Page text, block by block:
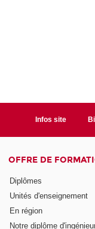
Infos site
OFFRE DE
Diplômes
Unités d'enseignement
En région
Notre diplôme